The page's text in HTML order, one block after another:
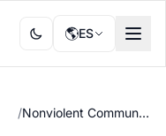
🌎ES
/ Nonviolent Communication